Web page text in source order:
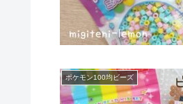
ポケモン100均ビーズ